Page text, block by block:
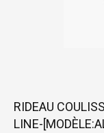
Skip
the
RIDEAU
LINE-